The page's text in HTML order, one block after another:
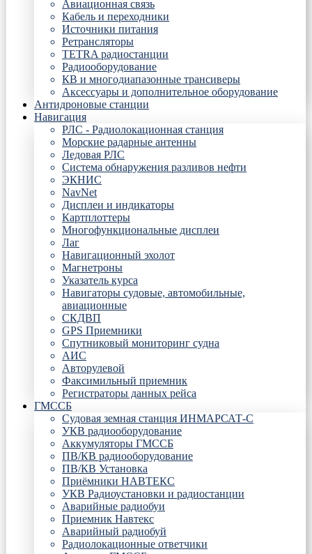
Авиационная связь
Кабель и переходники
Источники питания
Ретрансляторы
TETRA радиостанции
Радиооборудование
КВ и многодиапазонные трансиверы
Аксессуары и дополнительное оборудование
Антидроновые станции
Навигация
РЛС - Радиолокационная станция
Морские радарные антенны
Ледовая РЛС
Система обнаружения разливов нефти
ЭКНИС
NavNet
Дисплеи и индикаторы
Картплоттеры
Многофункциональные дисплеи
Лаг
Навигационный эхолот
Магнетроны
Указатель курса
Навигаторы судовые, автомобильные,
авиационные
СКДВП
GPS Приемники
Спутниковый мониторинг судна
АИС
Авторулевой
Факсимильный приемник
Регистраторы данных рейса
ГМССБ
Судовая земная станция ИНМАРСАТ-С
УКВ радиооборудование
Аккумуляторы ГМССБ
ПВ/КВ радиооборудование
ПВ/КВ Установка
Приёмники НАВТЕКС
УКВ Радиоустановки и радиостанции
Аварийные радиобуи
Приемник Навтекс
Аварийный радиобуй
Радиолокационные ответчики